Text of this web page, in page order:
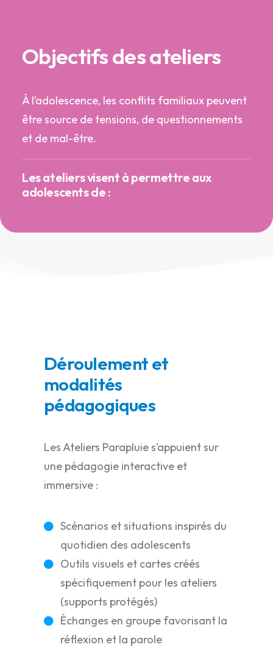
Objectifs des ateliers
À l’adolescence, les conflits familiaux peuvent
être source de tensions, de questionnements
et de mal-être.
Les ateliers visent à permettre aux
adolescents de :
Déroulement et
modalités
pédagogiques
Les Ateliers Parapluie s’appuient sur
une pédagogie interactive et
immersive :
Scénarios et situations inspirés du
quotidien des adolescents
Outils visuels et cartes créés
spécifiquement pour les ateliers
(supports protégés)
Échanges en groupe favorisant la
réflexion et la parole